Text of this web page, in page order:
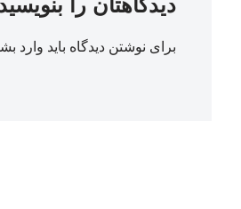
برای نوشتن دیدگاه باید وارد